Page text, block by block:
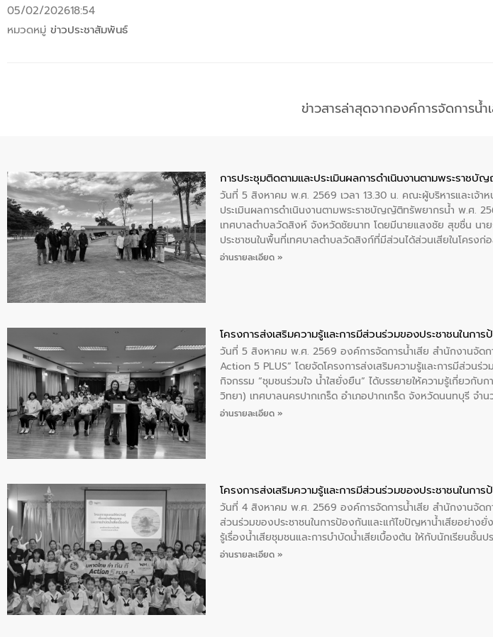
05/02/202618:54
หมวดหมู่ ข่าวประชาสัมพันธ์
ข่าวสารล่าสุดจากองค์การจัดการน้ำ
การประชุมติดตามและประเมินผลการดำเนินงานตามพระรา
วันที่ 5 สิงหาคม พ.ศ. 2569 เวลา 13.30 น. คณะผู้บริหารและเจ้า
ประเมินผลการดำเนินงานตามพระราชบัญญัติทรัพยากรน้ำ พ.ศ.
เทศบาลตำบลวัดสิงห์ จังหวัดชัยนาท โดยมีนายแสงชัย สุขชื่น น
ประชาชนในพื้นที่เทศบาลตำบลวัดสิงก์ที่มีส่วนได้ส่วนเสียในโคร
ให้การต้อนรับ
อ่านรายละเอียด »
โครงการส่งเสริมความรู้และการมีส่วนร่วมของประชาชนในกา
วันที่ 5 สิงหาคม พ.ศ. 2569 องค์การจัดการน้ำเสีย สำนักงานจัดก
Action 5 PLUS” โดยจัดโครงการส่งเสริมความรู้และการมีส่วน
กิจกรรม “ชุมชนร่วมใจ น้ำใสยั่งยืน” ได้บรรยายให้ความรู้เกี่ยวกับ
วิทยา) เทศบาลนครปากเกร็ด อำเภอปากเกร็ด จังหวัดนนทบุรี จำ
อ่านรายละเอียด »
โครงการส่งเสริมความรู้และการมีส่วนร่วมของประชาชนในกา
วันที่ 4 สิงหาคม พ.ศ. 2569 องค์การจัดการน้ำเสีย สำนักงานจัดกา
ส่วนร่วมของประชาชนในการป้องกันและแก้ไขปัญหาน้ำเสียอย่าง
รู้เรื่องน้ำเสียชุมชนและการบำบัดน้ำเสียเบื้องต้น ให้กับนักเรียนชั้น
อ่านรายละเอียด »